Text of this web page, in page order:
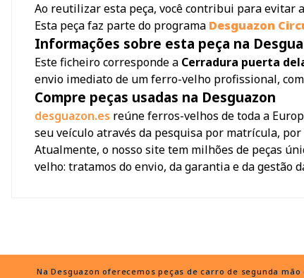
Ao reutilizar esta peça, você contribui para evitar
Esta peça faz parte do programa Desguazon
Informações sobre esta peça na
Este ficheiro corresponde a Cerradura puerta
envio imediato de um ferro-velho profissional,
Compre peças usadas na Desguazon
desguazon.es reúne ferros-velhos de toda a
seu veículo através da pesquisa por matrícula,
Atualmente, o nosso site tem milhões de peças
velho: tratamos do envio, da garantia e da gestão
Na Desguazon oferecemos peças de carro de segunda